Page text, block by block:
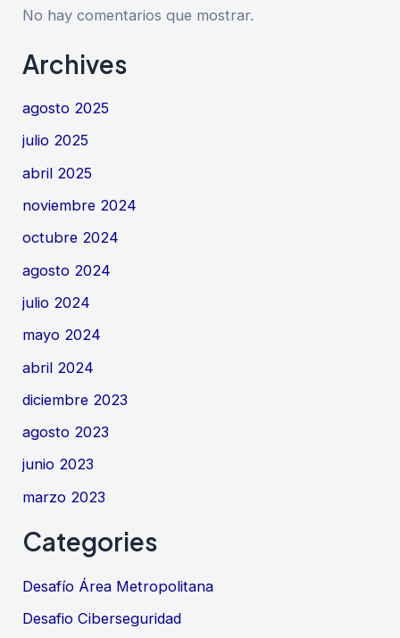
No hay comentarios que mostrar.
Archives
agosto 2025
julio 2025
abril 2025
noviembre 2024
octubre 2024
agosto 2024
julio 2024
mayo 2024
abril 2024
diciembre 2023
agosto 2023
junio 2023
marzo 2023
Categories
Desafío Área Metropolitana
Desafio Ciberseguridad